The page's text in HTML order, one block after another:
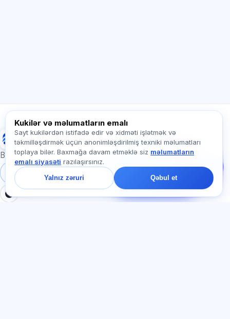
Exalify
Beynəlxalq dil imtahanlarına hazırlıq
Daxil ol
Qeydiyyat
Bizə yazın!
Tariflər, imtahanlar və
barədə soruşun — çatda
bir dəqiqə ərzində
cavab veririk.
Kukilər və məlumatların emalı
Sayt kukilərdən istifadə edir və xidməti işlətmək və
təkmilləşdirmək üçün anonimləşdirilmiş texniki məlumatları
toplaya bilər. Baxmağa davam etməklə siz məlumatların
emalı siyasəti razılaşırsınız.
Yalnız zəruri Qəbul et